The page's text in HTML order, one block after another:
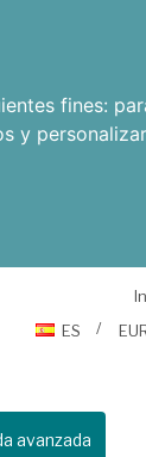
fines:
y
ES
avanzada